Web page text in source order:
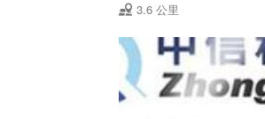
3.6 公里